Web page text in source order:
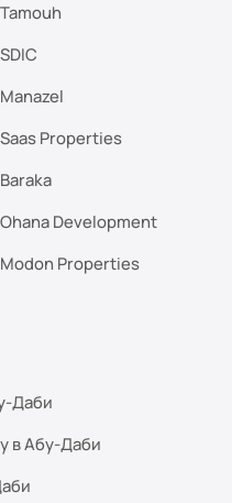
Tamouh
SDIC
Manazel
Saas Properties
Baraka
Ohana Development
Modon Properties
Даби
в Абу-Даби